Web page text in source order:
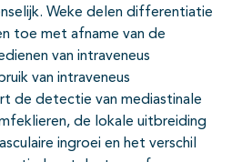
Weke delen differentiatie
toe met afname van de
van intraveneus
van intraveneus
de detectie van mediastinale
de lokale uitbreiding
ingroei en het verschil